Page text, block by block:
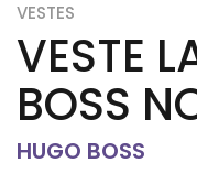
VESTES
VESTE
BOSS
HUGO BOSS